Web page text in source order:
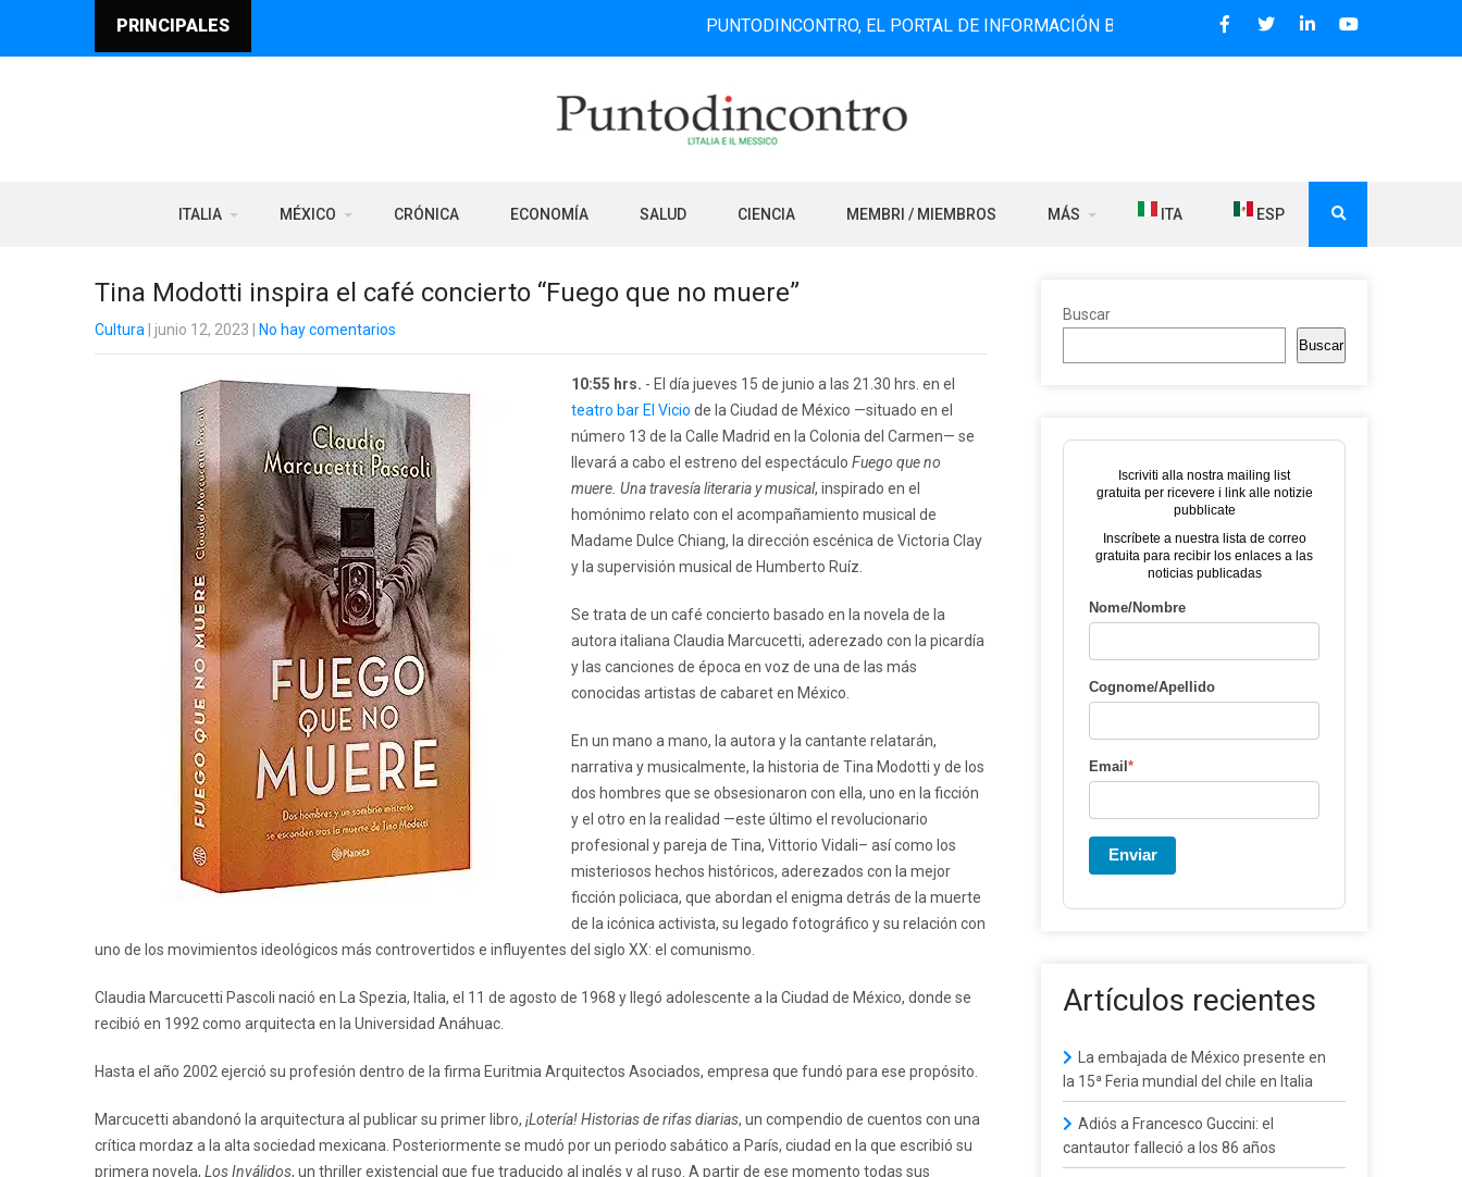
PRINCIPALES PUNTODINCONTRO, EL PORTAL DE INFORMACIÓN BILINGÜE QUE DESDE 2006 DIFUNDE NOTICIAS
ITALIA MÉXICO CRÓNICA ECONOMÍA SALUD CIENCIA MEMBRI / MIEMBROS MÁS ITA ESP
Tina Modotti inspira el café concierto “Fuego que no muere”
Cultura | junio 12, 2023 No hay comentarios
10:55 hrs. - El día jueves 15 de junio a las 21.30 hrs. en el
teatro bar El Vicio de la Ciudad de México —situado en el
número 13 de la Calle Madrid en la Colonia del Carmen— se
llevará a cabo el estreno del espectáculo Fuego que no
muere. Una travesía literaria y musical, inspirado en el
homónimo relato con el acompañamiento musical de
Madame Dulce Chiang, la dirección escénica de Victoria Clay
y la supervisión musical de Humberto Ruíz.
Se trata de un café concierto basado en la novela de la
autora italiana Claudia Marcucetti, aderezado con la picardía
y las canciones de época en voz de una de las más
conocidas artistas de cabaret en México.
En un mano a mano, la autora y la cantante relatarán,
narrativa y musicalmente, la historia de Tina Modotti y de los
dos hombres que se obsesionaron con ella, uno en la ficción
y el otro en la realidad —este último el revolucionario
profesional y pareja de Tina, Vittorio Vidali– así como los
misteriosos hechos históricos, aderezados con la mejor
ficción policiaca, que abordan el enigma detrás de la muerte
de la icónica activista, su legado fotográfico y su relación con
uno de los movimientos ideológicos más controvertidos e influyentes del siglo XX: el comunismo.
Claudia Marcucetti Pascoli nació en La Spezia, Italia, el 11 de agosto de 1968 y llegó adolescente a la Ciudad de México, donde se
recibió en 1992 como arquitecta en la Universidad Anáhuac.
Hasta el año 2002 ejerció su profesión dentro de la firma Euritmia Arquitectos Asociados, empresa que fundó para ese propósito.
Marcucetti abandonó la arquitectura al publicar su primer libro, ¡Lotería! Historias de rifas diarias, un compendio de cuentos con una
crítica mordaz a la alta sociedad mexicana. Posteriormente se mudó por un periodo sabático a París, ciudad en la que escribió su
primera novela, Los Inválidos, un thriller existencial que fue traducido al inglés y al ruso. A partir de ese momento todas sus
Buscar
Buscar
Iscriviti alla nostra mailing list
gratuita per ricevere i link alle notizie
pubblicate
Inscríbete a nuestra lista de correo
gratuita para recibir los enlaces a las
noticias publicadas
Nome/Nombre
Cognome/Apellido
Email *
Enviar
Artículos recientes
La embajada de México presente en
la 15ª Feria mundial del chile en Italia
Adiós a Francesco Guccini: el
cantautor falleció a los 86 años